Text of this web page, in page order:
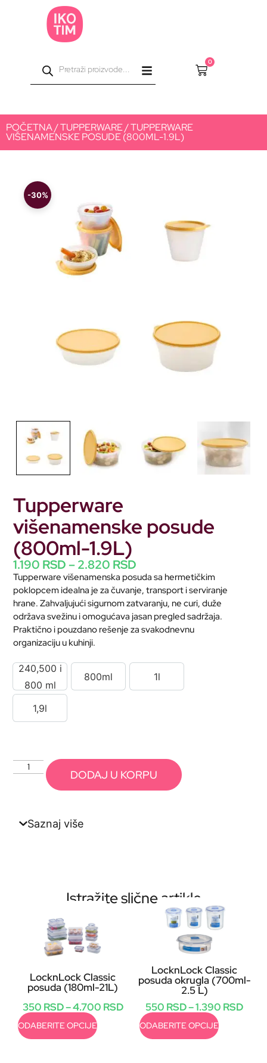
0
POČETNA/TUPPERWARE/ TUPPERWARE
VIŠENAMENSKE POSUDE (800ML-1.9L)
-30%
Tupperware
višenamenske posude
(800ml-1.9L)
1.190 RSD –2.820 RSD
Tupperwarevišenamenska posudasa hermetičkim
poklopcemidealnajezačuvanje,transportiserviranje
hrane.Zahvaljujućisigurnomzatvaranju, necuri,duže
održavasvežinuiomogućavajasan pregledsadržaja.
Praktičnoi pouzdano rešenjezasvakodnevnu
organizacijuu kuhinji.
240,500 i
800 ml240,500 i 800 ml
800ml
800ml
1l
1l
1,9l
1,9l
DODAJ U KORPU
Saznaj više
Istražite slične artikle
LocknLock Classic
posuda (180ml-21L)
350 RSD–4.700 RSD
ODABERITE OPCIJE
LocknLock Classic
posuda okrugla (700ml-
2.5 L)
550 RSD–1.390 RSD
ODABERITE OPCIJE